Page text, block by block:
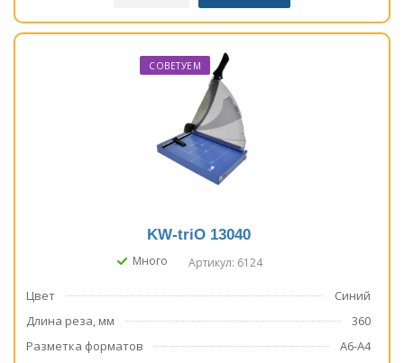
СОВЕТУЕМ
KW-triO 13040
Много Артикул: 6124
Цвет
Синий
Длина реза, мм
360
Разметка форматов
А6-А4